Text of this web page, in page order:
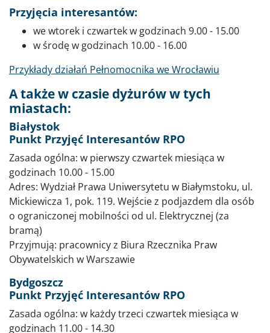
Przyjęcia interesantów:
we wtorek i czwartek w godzinach 9.00 - 15.00
w środę w godzinach 10.00 - 16.00
Przykłady działań Pełnomocnika we Wrocławiu
A także w czasie dyżurów w tych
miastach:
Białystok
Punkt Przyjęć Interesantów RPO
Zasada ogólna: w pierwszy czwartek miesiąca w
godzinach 10.00 - 15.00
Adres: Wydział Prawa Uniwersytetu w Białymstoku, ul.
Mickiewicza 1, pok. 119. Wejście z podjazdem dla osób
o ograniczonej mobilności od ul. Elektrycznej (za
bramą)
Przyjmują: pracownicy z Biura Rzecznika Praw
Obywatelskich w Warszawie
Bydgoszcz
Punkt Przyjęć Interesantów RPO
Zasada ogólna: w każdy trzeci czwartek miesiąca w
godzinach 11.00 - 14.30